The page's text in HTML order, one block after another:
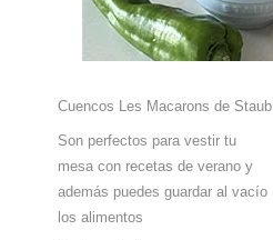
Cuencos Les Macarons de Staub
Son perfectos para vestir tu
mesa con recetas de verano y
además puedes guardar al vacío
los alimentos